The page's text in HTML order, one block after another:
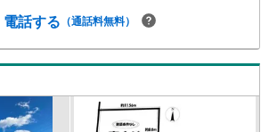
合わせてご提案いたします！・中古物件のリフ
フォームを行っています。新築購入より低コ
同様の快適なお住まいを実現できます。・営
時00分～午後6時30分 （定休日:水曜日）この
話でのお問い合わせがスムーズにご案内でき
電話する （通話料無料）